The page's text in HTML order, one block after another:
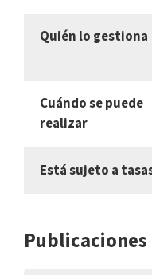
Quién lo gestiona
Cuándo se puede
realizar
Está sujeto a